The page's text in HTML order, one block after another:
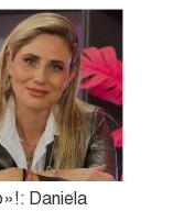
Daniela